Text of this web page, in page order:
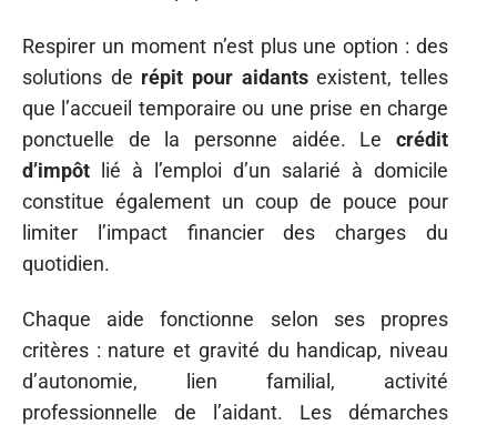
Respirer un moment n’est plus une option : des
solutions de répit pour aidantsexistent, telles
que l’accueil temporaire ou une prise en charge
ponctuelle de la personne aidée. Le crédit
d’impôt lié à l’emploi d’un salarié à domicile
constitue également un coup de pouce pour
limiter l’impact financier des charges du
quotidien.
Chaque aide fonctionne selon ses propres
critères : nature et gravité du handicap, niveau
d’autonomie, lien familial, activité
professionnelle de l’aidant. Les démarches